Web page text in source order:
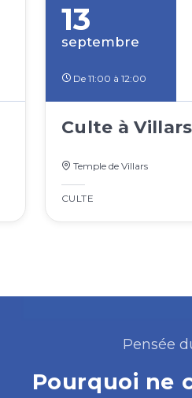
13
septembre
De 11:00 à 12:00
Culte à Villars
Temple de Villars
CULTE
Pensée
Pourquoi ne